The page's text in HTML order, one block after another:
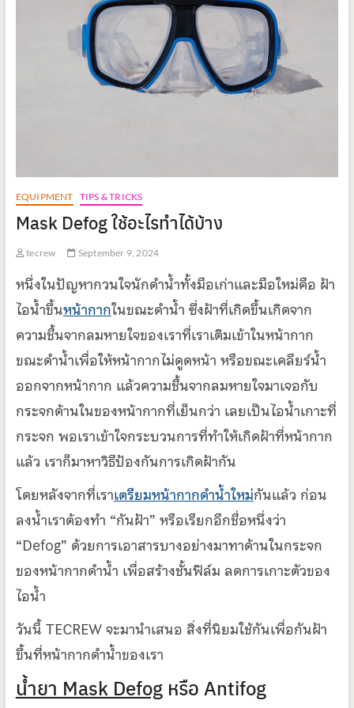
EQUIPMENT TIPS & TRICKS
Mask Defog ใช้อะไรทำได้บ้าง
tecrew September 9, 2024
หนึ่งในปัญหากวนใจนักดำน้ำทั้งมือเก่าและมือใหม่คือ ฝ้า
ไอน้ำขึ้นหน้ากากในขณะดำน้ำ ซึ่งฝ้าที่เกิดขึ้นเกิดจาก
ความชื้นจากลมหายใจของเราที่เราเติมเข้าในหน้ากาก
ขณะดำน้ำเพื่อให้หน้ากากไม่ดูดหน้า หรือขณะเคลียร์น้ำ
ออกจากหน้ากาก แล้วความชื้นจากลมหายใจมาเจอกับ
กระจกด้านในของหน้ากากที่เย็นกว่า เลยเป็นไอน้ำเกาะที่
กระจก พอเราเข้าใจกระบวนการที่ทำให้เกิดฝ้าที่หน้ากาก
แล้ว เราก็มาหาวิธีป้องกันการเกิดฝ้ากัน
โดยหลังจากที่เราเตรียมหน้ากากดำน้ำใหม่กันแล้ว ก่อน
ลงน้ำเราต้องทำ “กันฝ้า” หรือเรียกอีกชื่อหนึ่งว่า
“Defog” ด้วยการเอาสารบางอย่างมาทาด้านในกระจก
ของหน้ากากดำน้ำ เพื่อสร้างชั้นฟิล์ม ลดการเกาะตัวของ
ไอน้ำ
วันนี้ TECREW จะมานำเสนอ สิ่งที่นิยมใช้กันเพื่อกันฝ้า
ขึ้นที่หน้ากากดำน้ำของเรา
น้ำยา Mask Defogหรือ Antifog